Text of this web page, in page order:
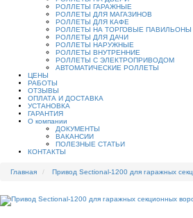
РОЛЛЕТЫ ГАРАЖНЫЕ
РОЛЛЕТЫ ДЛЯ МАГАЗИНОВ
РОЛЛЕТЫ ДЛЯ КАФЕ
РОЛЛЕТЫ НА ТОРГОВЫЕ ПАВИЛЬОНЫ
РОЛЛЕТЫ ДЛЯ ДАЧИ
РОЛЛЕТЫ НАРУЖНЫЕ
РОЛЛЕТЫ ВНУТРЕННИЕ
РОЛЛЕТЫ С ЭЛЕКТРОПРИВОДОМ
АВТОМАТИЧЕСКИЕ РОЛЛЕТЫ
ЦЕНЫ
РАБОТЫ
ОТЗЫВЫ
ОПЛАТА И ДОСТАВКА
УСТАНОВКА
ГАРАНТИЯ
О компании
ДОКУМЕНТЫ
ВАКАНСИИ
ПОЛЕЗНЫЕ СТАТЬИ
КОНТАКТЫ
Главная Привод Sectional-1200 для гаражных